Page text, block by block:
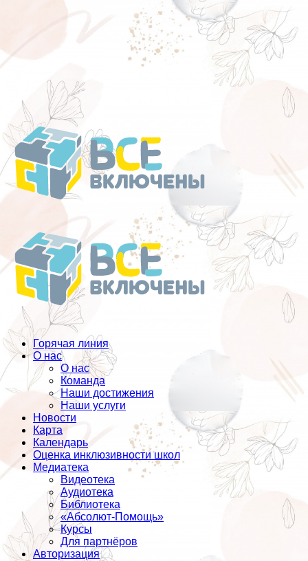
Перейти
к
содержанию
Горячая линия
О нас
О нас
Команда
Наши достижения
Наши услуги
Новости
Карта
Календарь
Оценка инклюзивности школ
Медиатека
Видеотека
Аудиотека
Библиотека
«Абсолют-Помощь»
Курсы
Для партнёров
Авторизация